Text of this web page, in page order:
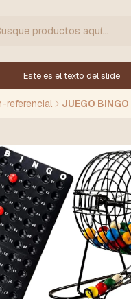
Este es el texto del slide
referencial JUEGO